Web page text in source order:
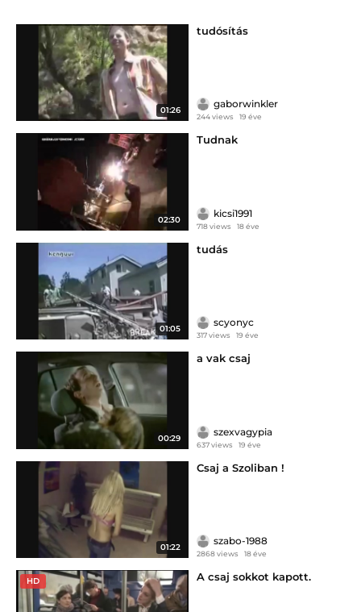
01:26
tudósítás
gaborwinkler
244 views 19 éve
02:30
Tudnak
kicsi1991
718 views 18 éve
01:05
tudás
scyonyc
317 views 19 éve
00:29
a vak csaj
szexvagypia
637 views 19 éve
01:22
Csaj a Szoliban !
szabo-1988
2868 views 18 éve
HD A csaj sokkot kapott.